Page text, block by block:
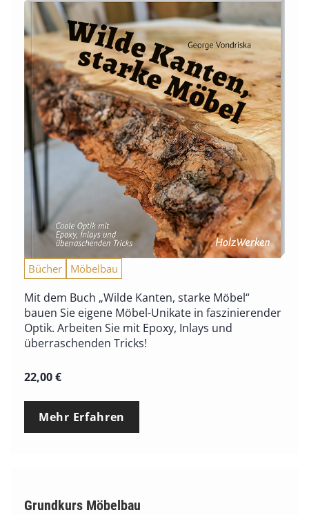
Bücher Möbelbau
Mit dem Buch „Wilde Kanten, starke Möbel“
bauen Sie eigene Möbel-Unikate in faszinierender
Optik. Arbeiten Sie mit Epoxy, Inlays und
überraschenden Tricks!
22,00€
Mehr Erfahren
Grundkurs Möbelbau